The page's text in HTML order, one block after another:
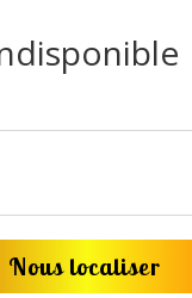
Nous localiser